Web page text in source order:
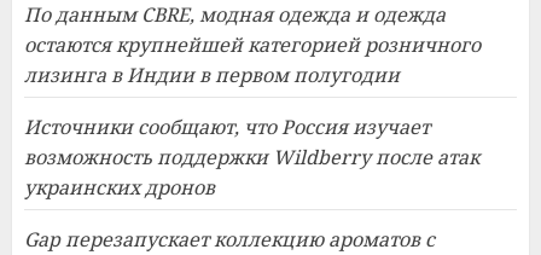
По данным CBRE, модная одежда и одежда
остаются крупнейшей категорией розничного
лизинга в Индии в первом полугодии
Источники сообщают, что Россия изучает
возможность поддержки Wildberry после атак
украинских дронов
Gap перезапускает коллекцию ароматов с